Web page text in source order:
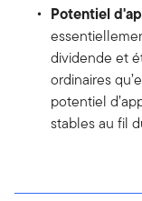
Potentiel
dividende et
ordinaires
potentiel
stables au fil